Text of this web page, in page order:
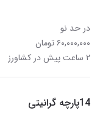
در حد نو
۶۰,۰۰۰,۰۰۰ تومان
۲ ساعت پیش در کشاورز
14پارچه گرانیتی